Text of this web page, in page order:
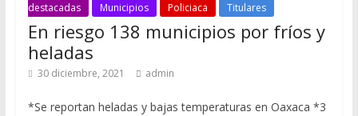
destacadas
Municipios Policiaca Titulares
En riesgo 138 municipios por fríos y
heladas
30 diciembre, 2021 admin
*Se reportan heladas y bajas temperaturas en Oaxaca *3